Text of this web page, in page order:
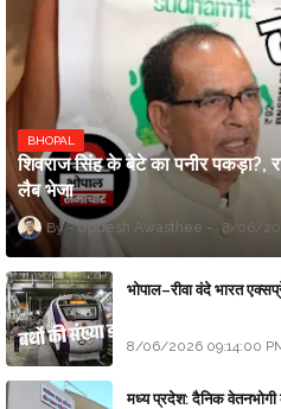
BHOPAL
शिवराज सिंह के बेटे का पनीर पकड़ा?,
लैब भेजा
Updesh Awasthee 8/06/
भोपाल–रीवा वंदे भारत
8/06/2026 09:14:00
मध्य प्रदेश: दैनिक वेतनभोगी